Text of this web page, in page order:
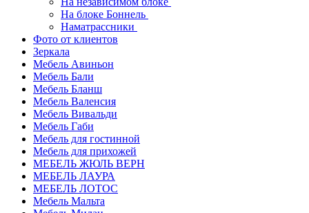
На блоке Боннель
Наматрассники
Фото от клиентов
Зеркала
Мебель Авиньон
Мебель Бали
Мебель Бланш
Мебель Валенсия
Мебель Вивальди
Мебель Габи
Мебель для гостинной
Мебель для прихожей
МЕБЕЛЬ ЖЮЛЬ ВЕРН
МЕБЕЛЬ ЛАУРА
МЕБЕЛЬ ЛОТОС
Мебель Мальта